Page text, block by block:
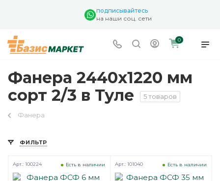
подписывайтесь
на наши соц. сети
0
Фанера 2440х1220 мм
сорт 2/3 в Туле
5 товаров
Фанера
ФИЛЬТР
Есть в наличии
Арт.: 100224 Есть в наличии
Арт.: 101040